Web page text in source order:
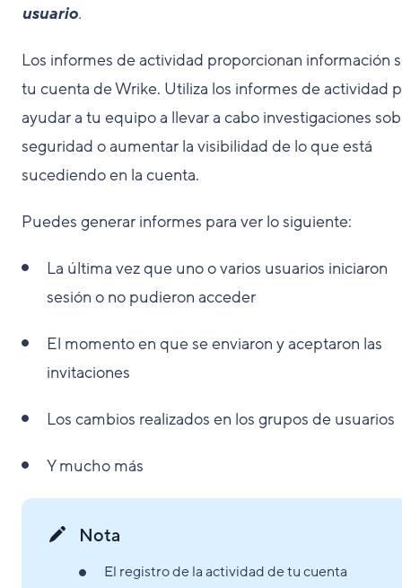
usuario.
Los informes de actividad proporcionan información
tu cuenta de Wrike. Utiliza los informes de actividad
ayudar a tu equipo a llevar a cabo investigaciones
seguridad o aumentar la visibilidad de lo que está
sucediendo en la cuenta.
Puedes generar informes para ver lo siguiente:
La última vez que uno o varios usuarios iniciaron
sesión o no pudieron acceder
El momento en que se enviaron y aceptaron las
invitaciones
Los cambios realizados en los grupos de usuarios
Y mucho más
Nota
El registro de la actividad de tu cuenta